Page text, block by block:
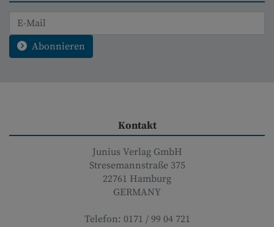
Abonnieren
Kontakt
Junius Verlag GmbH
Stresemannstraße 375
22761 Hamburg
GERMANY
Telefon: 0171 / 99 04 721